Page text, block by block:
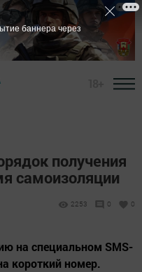
получения
самоизоляции
2253 0 0
на специальном SMS-
короткий номер.
баннера через